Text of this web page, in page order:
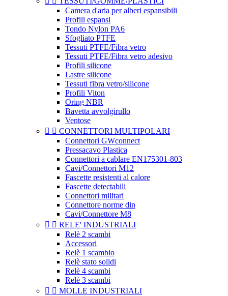
Camera d'aria per alberi espansibili
Profili espansi
Tondo Nylon PA6
Sfogliato PTFE
Tessuti PTFE/Fibra vetro
Tessuti PTFE/Fibra vetro adesivo
Profili silicone
Lastre silicone
Tessuti fibra vetro/silicone
Profili Viton
Oring NBR
Bavetta avvolgirullo
Ventose
  CONNETTORI MULTIPOLARI
Connettori GWconnect
Pressacavo Plastica
Connettori a cablare EN175301-803
Cavi/Connettori M12
Fascette resistenti al calore
Fascette detectabili
Connettori militari
Connettore norme din
Cavi/Connettore M8
  RELE' INDUSTRIALI
Relè 2 scambi
Accessori
Relè 1 scambio
Relè stato solidi
Relè 4 scambi
Relè 3 scambi
  MOLLE INDUSTRIALI